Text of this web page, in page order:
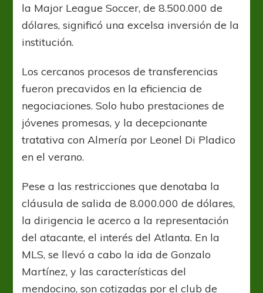
la Major League Soccer, de 8.500.000 de
dólares, significó una excelsa inversión de la
institución.
Los cercanos procesos de transferencias
fueron precavidos en la eficiencia de
negociaciones. Solo hubo prestaciones de
jóvenes promesas, y la decepcionante
tratativa con Almería por Leonel Di Pladico
en el verano.
Pese a las restricciones que denotaba la
cláusula de salida de 8.000.000 de dólares,
la dirigencia le acerco a la representación
del atacante, el interés del Atlanta. En la
MLS, se llevó a cabo la ida de Gonzalo
Martínez, y las características del
mendocino, son cotizadas por el club de